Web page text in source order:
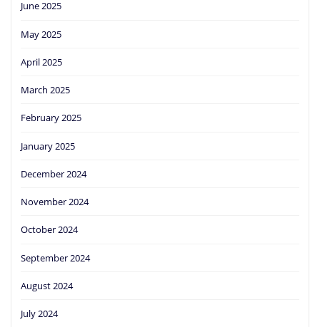
June 2025
May 2025
April 2025
March 2025
February 2025
January 2025
December 2024
November 2024
October 2024
September 2024
August 2024
July 2024